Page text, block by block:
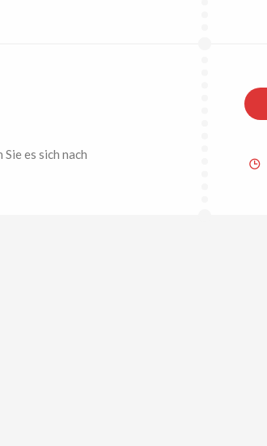
es sich nach